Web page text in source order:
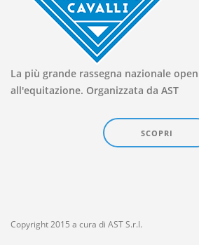
La più grande rassegna nazionale
all'equitazione. Organizzata da AST
SCOPRI
Copyright 2015 a cura di AST S.r.l.